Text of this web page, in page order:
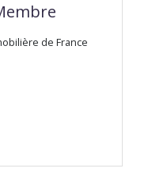
de France